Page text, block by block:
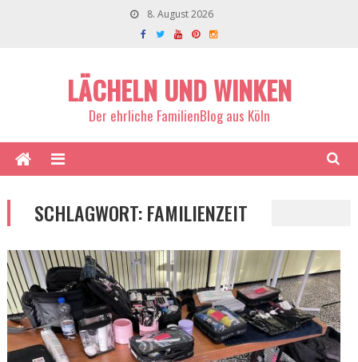
8. August 2026
LÄCHELN UND WINKEN
Der ehrliche FamilienBlog aus Köln
SCHLAGWORT:FAMILIENZEIT